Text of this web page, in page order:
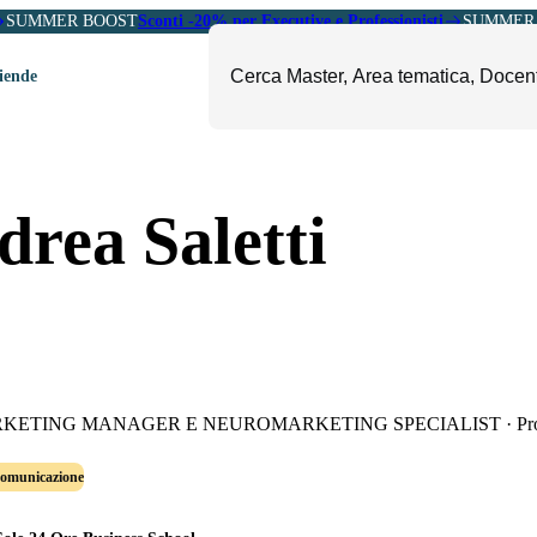
SUMMER BOOSTSconti -20% per Executive e Professionisti
e Soft Skills
Amministrazione
Ambiente
Fashion e Luxury
Il Sole 24 ORE Professionale
Saletti
MANAGER E NEUROMARKETING SPECIALIST ·